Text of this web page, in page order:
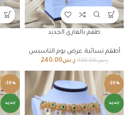
طقم بالغاري الجديد
أطقم نسائية,عرض يوم التاسيس
ر.س420.00 ر.س240.00
-36%
جديد
-36%
جديد